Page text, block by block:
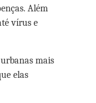
Além
vírus e
mais
elas